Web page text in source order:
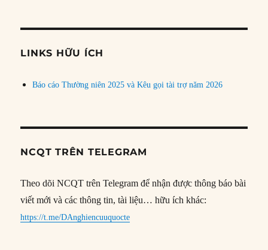
đề
LINKS HỮU ÍCH
Báo cáo Thường niên 2025 và Kêu gọi tài trợ năm 2026
NCQT TRÊN TELEGRAM
Theo dõi NCQT trên Telegram để nhận được thông báo bài
viết mới và các thông tin, tài liệu… hữu ích khác:
https://t.me/DAnghiencuuquocte